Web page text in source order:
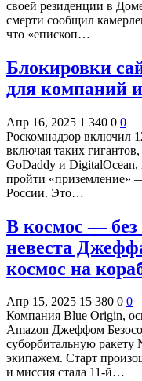
своей резиденции в
смерти сообщил
что «епископ…
Блокировки
для компаний
Апр 16, 2025 1 340 0 0
Роскомнадзор включил
включая таких
GoDaddy и DigitalOcean,
пройти «приземление»
России. Это…
В космос —
невеста
космос на
Апр 15, 2025 15 380 0 0
Компания Blue Origin,
Amazon Джеффом
суборбитальную ракету
экипажем. Старт
и миссия стала 11-й…